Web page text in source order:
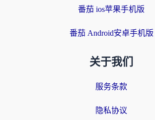
番茄 ios苹果手机版
番茄 Android安卓手机版
关于我们
服务条款
隐私协议